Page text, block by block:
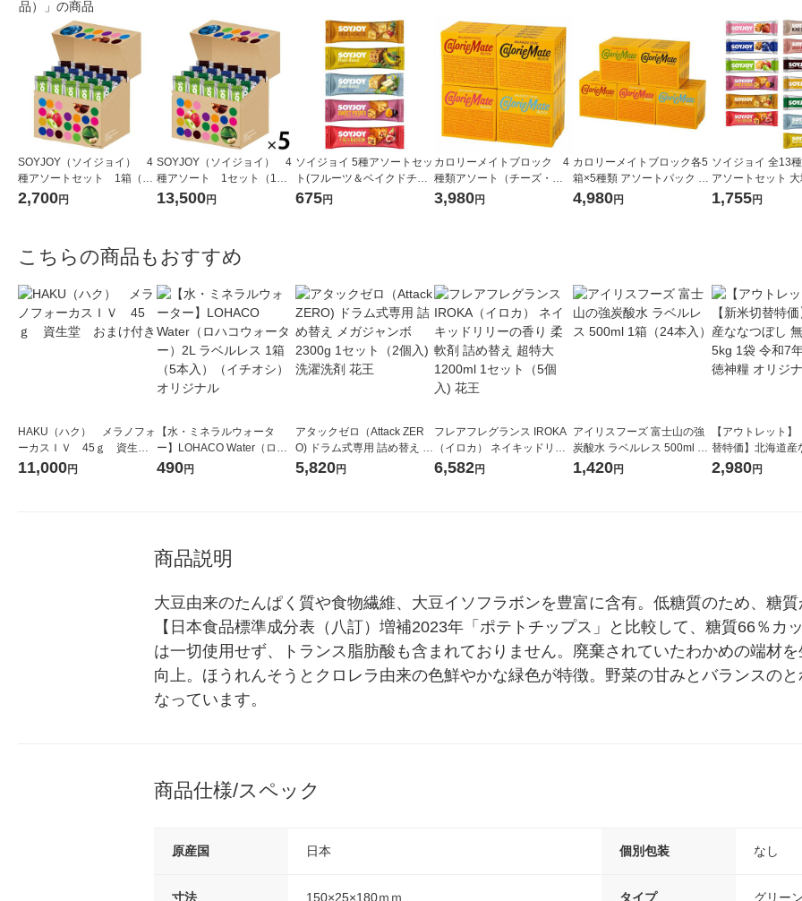
SOYJOY（ソイジョイ） 4
種アソートセット 1箱（20
本入） 大塚製薬
2,700円
SOYJOY（ソイジョイ） 4
種アソート 1セット（1箱
（20本入）×5） 大塚製薬
13,500円
ソイジョイ 5種アソートセッ
ト(フルーツ＆ベイクドチー
ズ・バナナ・ホワイトチョ
675円
カロリーメイトブロック 4
種類アソート（チーズ・チ
ョコ・メープル・バニラ×各
3,980円
カロリーメイトブロック各5
箱×5種類 アソートパック 25
箱入【アスクル・LOHACO
4,980円
ソイジョイ 全13
アソートセット
1,755円
こちらの商品もおすすめ
HAKU（ハク） メラノフォ
ーカスＩＶ 45ｇ 資生
堂 おまけ付き
11,000円
【水・ミネラルウォータ
ー】LOHACO Water（ロハ
コウォーター）2L ラベルレ
490円
アタックゼロ（Attack ZER
O) ドラム式専用 詰め替え メ
ガジャンボ 2300g 1セット
5,820円
フレアフレグランス IROKA
（イロカ） ネイキッドリリ
ーの香り 柔軟剤 詰め替え 超
6,582円
アイリスフーズ 富士山の強
炭酸水 ラベルレス 500ml 1
箱（24本入）
1,420円
【アウトレット
替特価】北海道産
し 無洗米 5kg 1袋
2,980円
商品説明
大豆由来のたんぱく質や食物繊維、大豆イソフラボンを豊富に含有。低糖質のため、糖
【日本食品標準成分表（八訂）増補2023年「ポテトチップス」と比較して、糖質66％カ
は一切使用せず、トランス脂肪酸も含まれておりません。廃棄されていたわかめの端材
向上。ほうれんそうとクロレラ由来の色鮮やかな緑色が特徴。野菜の甘みとバランスの
なっています。
商品仕様/スペック
原産国 日本 個別包装 なし
寸法 150×25×180ｍｍ タイプ グリー